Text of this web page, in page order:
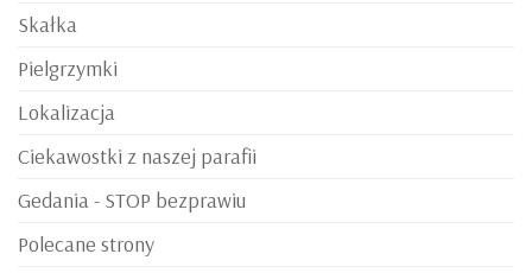
Skałka
Pielgrzymki
Lokalizacja
Ciekawostki z naszej parafii
Gedania - STOP bezprawiu
Polecane strony